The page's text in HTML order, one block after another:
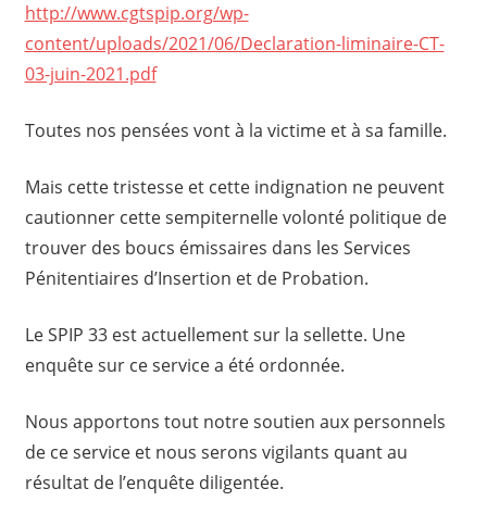
http://www.cgtspip.org/wp-
content/uploads/2021/06/Declaration-liminaire-CT-
03-juin-2021.pdf
Toutes nos pensées vont à la victime et à sa famille.
Mais cette tristesse et cette indignation ne peuvent
cautionner cette sempiternelle volonté politique de
trouver des boucs émissaires dans les Services
Pénitentiaires d’Insertion et de Probation.
Le SPIP 33 est actuellement sur la sellette. Une
enquête sur ce service a été ordonnée.
Nous apportons tout notre soutien aux personnels
de ce service et nous serons vigilants quant au
résultat de l’enquête diligentée.